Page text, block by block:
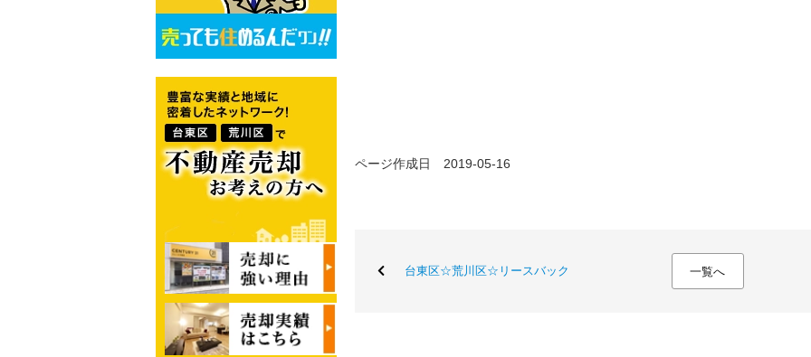
ページ作成日 2019-05-16
台東区☆荒川区☆リースバック 一覧へ